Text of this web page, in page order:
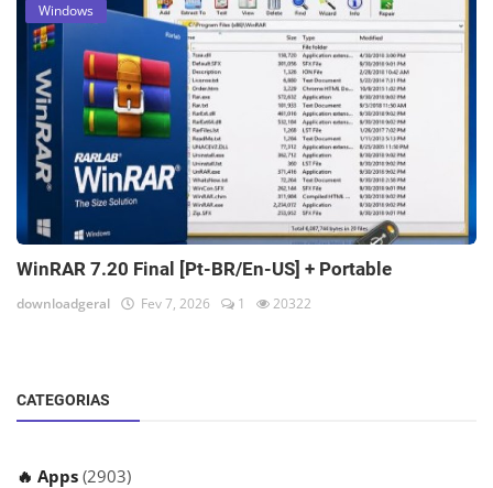
Windows
WinRAR 7.20 Final [Pt-BR/En-US] + Portable
downloadgeral Fev 7, 2026 1 20322
CATEGORIAS
🔥 Apps (2903)